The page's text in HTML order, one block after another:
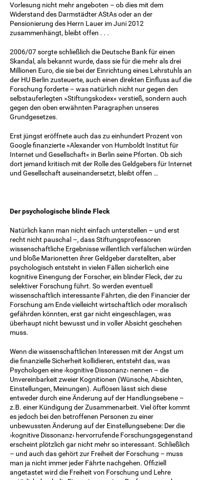
Vorlesung nicht mehr angeboten – ob dies mit dem
Widerstand des Darmstädter AStAs oder an der
Pensionierung des Herrn Lauer im Juni 2012
zusammenhängt, bleibt offen . . .
2006/07 sorgte schließlich die Deutsche Bank für einen
Skandal, als bekannt wurde, dass sie für die mehr als drei
Millionen Euro, die sie bei der Einrichtung eines Lehrstuhls an
der HU Berlin zusteuerte, auch einen direkten Einfluss auf die
Forschung forderte – was natürlich nicht nur gegen den
selbstauferlegten »Stiftungskodex« verstieß, sondern auch
gegen den oben erwähnten Paragraphen unseres
Grundgesetzes.
Erst jüngst eröffnete auch das zu einhundert Prozent von
Google finanzierte »Alexander von Humboldt Institut für
Internet und Gesellschaft« in Berlin seine Pforten. Ob sich
dort jemand kritisch mit der Rolle des Geldgebers für Internet
und Gesellschaft auseinandersetzt, bleibt offen …
Der psychologische blinde Fleck
Natürlich kann man nicht einfach unterstellen – und erst
recht nicht pauschal –, dass Stiftungsprofessoren
wissenschaftliche Ergebnisse willentlich verfälschen würden
und bloße Marionetten ihrer Geldgeber darstellten, aber
psychologisch entsteht in vielen Fällen sicherlich eine
kognitive Einengung der Forscher, ein blinder Fleck, der zu
selektiver Forschung führt. So werden eventuell
wissenschaftlich interessante Fährten, die den Financier der
Forschung am Ende vielleicht wirtschaftlich oder moralisch
gefährden könnten, erst gar nicht eingeschlagen, was
überhaupt nicht bewusst und in voller Absicht geschehen
muss.
Wenn die wissenschaftlichen Interessen mit der Angst um
die finanzielle Sicherheit kollidieren, entsteht das, was
Psychologen eine ›kognitive Dissonanz‹ nennen – die
Unvereinbarkeit zweier Kognitionen (Wünsche, Absichten,
Einstellungen, Meinungen). Auflösen lässt sich diese
entweder durch eine Änderung auf der Handlungsebene –
z.B. einer Kündigung der Zusammenarbeit. Viel öfter kommt
es jedoch bei den betroffenen Personen zu einer
unbewussten Änderung auf der Einstellungsebene: Der die
›kognitive Dissonanz‹ hervorrufende Forschungsgegenstand
erscheint plötzlich gar nicht mehr so interessant. Schließlich
– und auch das gehört zur Freiheit der Forschung – muss
man ja nicht immer jeder Fährte nachgehen. Offiziell
angetastet wird die Freiheit von Forschung und Lehre